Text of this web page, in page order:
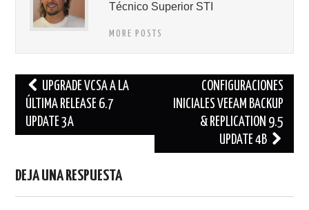
Técnico Superior STI
MORE POSTS
Navegación
de
entradas
UPGRADE VCSA A LA
ÚLTIMA RELEASE 6.7
UPDATE 3A
CONFIGURACIONES
INICIALES VEEAM BACKUP
& REPLICATION 9.5
UPDATE 4B
DEJA UNA RESPUESTA